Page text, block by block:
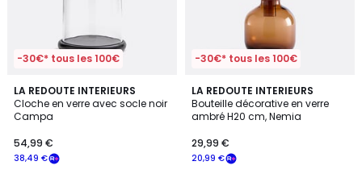
-30€* tous les 100€
LA REDOUTE INTERIEURS
Cloche en verre avec socle noir
Campa
38,49 €
54,99 €
4,8
/ 5
-30€* tous les 100€
LA REDOUTE INTERIEURS
Bouteille décorative en verre
ambré H20 cm, Nemia
20,99 €
29,99 €
4,8
/ 5